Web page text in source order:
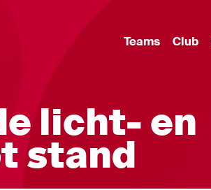
Teams Club
licht- en
stand